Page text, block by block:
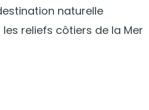
naturelle
reliefs côtiers de la Mer